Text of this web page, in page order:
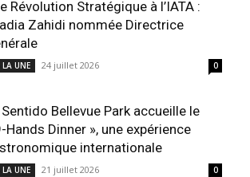
Révolution Stratégique à l’IATA :
Zahidi nommée Directrice
LA UNE 24 juillet 2026 0
Sentido Bellevue Park accueille le
Hands Dinner », une expérience
internationale
LA UNE 21 juillet 2026 0